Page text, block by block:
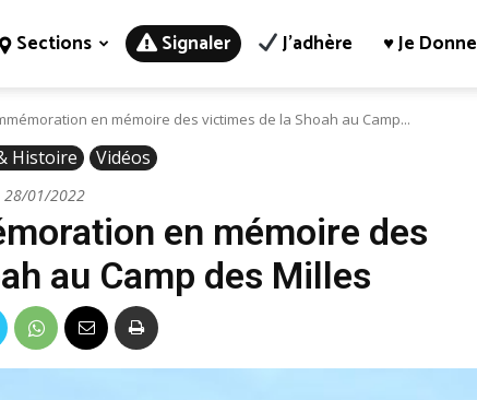
Sections Signaler J’adhère ♥ Je Donne
en mémoire des victimes de la Shoah au Camp...
Histoire Vidéos
28/01/2022
en mémoire des
au Camp des Milles